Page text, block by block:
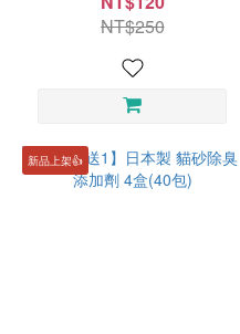
NT$250
新品上架👍